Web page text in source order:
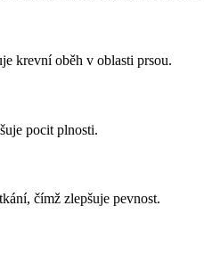
krevní oběh v oblasti prsou.
pocit plnosti.
čímž zlepšuje pevnost.